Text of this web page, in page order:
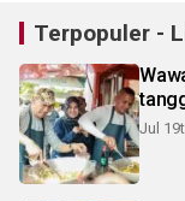
Terpopuler -
Jul